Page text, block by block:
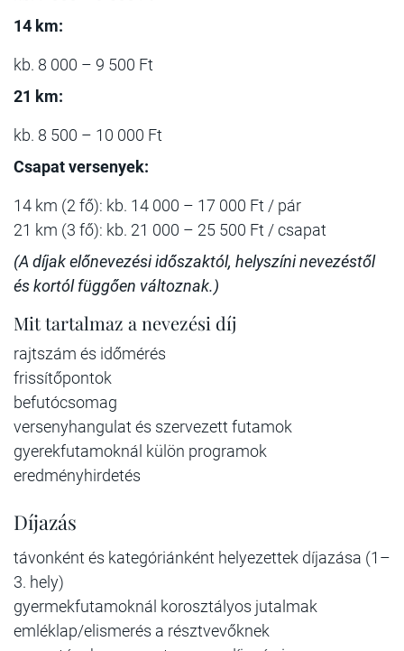
14 km:
kb. 8 000 – 9 500 Ft
21 km:
kb. 8 500 – 10 000 Ft
Csapat versenyek:
14 km (2 fő): kb. 14 000 – 17 000 Ft / pár
21 km (3 fő): kb. 21 000 – 25 500 Ft / csapat
(A díjak előnevezési időszaktól, helyszíni nevezéstől
és kortól függően változnak.)
Mit tartalmaz a nevezési díj
rajtszám és időmérés
frissítőpontok
befutócsomag
versenyhangulat és szervezett futamok
gyerekfutamoknál külön programok
eredményhirdetés
Díjazás
távonként és kategóriánként helyezettek díjazása (1–
3. hely)
gyermekfutamoknál korosztályos jutalmak
emléklap/elismerés a résztvevőknek